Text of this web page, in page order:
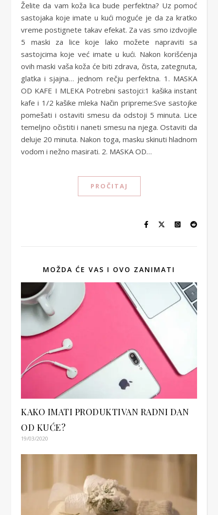
Želite da vam koža lica bude perfektna? Uz pomoć
sastojaka koje imate u kući moguće je da za kratko
vreme postignete takav efekat. Za vas smo izdvojile
5 maski za lice koje lako možete napraviti sa
sastojcima koje već imate u kući. Nakon korišćenja
ovih maski vaša koža će biti zdrava, čista, zategnuta,
glatka i sjajna… jednom rečju perfektna. 1. MASKA
OD KAFE I MLEKA Potrebni sastojci:1 kašika instant
kafe i 1/2 kašike mleka Način pripreme:Sve sastojke
pomešati i ostaviti smesu da odstoji 5 minuta. Lice
temeljno očistiti i naneti smesu na njega. Ostaviti da
deluje 20 minuta. Nakon toga, masku skinuti hladnom
vodom i nežno masirati. 2. MASKA OD…
PROČITAJ
MOŽDA ĆE VAS I OVO ZANIMATI
KAKO IMATI PRODUKTIVAN RADNI DAN
OD KUĆE?
19/03/2020